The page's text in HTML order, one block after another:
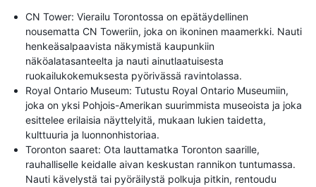
CN Tower: Vierailu Torontossa on epätäydellinen
nousematta CN Toweriin, joka on ikoninen maamerkki. Nauti
henkeäsalpaavista näkymistä kaupunkiin
näköalatasanteelta ja nauti ainutlaatuisesta
ruokailukokemuksesta pyörivässä ravintolassa.
Royal Ontario Museum: Tutustu Royal Ontario Museumiin,
joka on yksi Pohjois-Amerikan suurimmista museoista ja joka
esittelee erilaisia näyttelyitä, mukaan lukien taidetta,
kulttuuria ja luonnonhistoriaa.
Toronton saaret: Ota lauttamatka Toronton saarille,
rauhalliselle keidalle aivan keskustan rannikon tuntumassa.
Nauti kävelystä tai pyöräilystä polkuja pitkin, rentoudu